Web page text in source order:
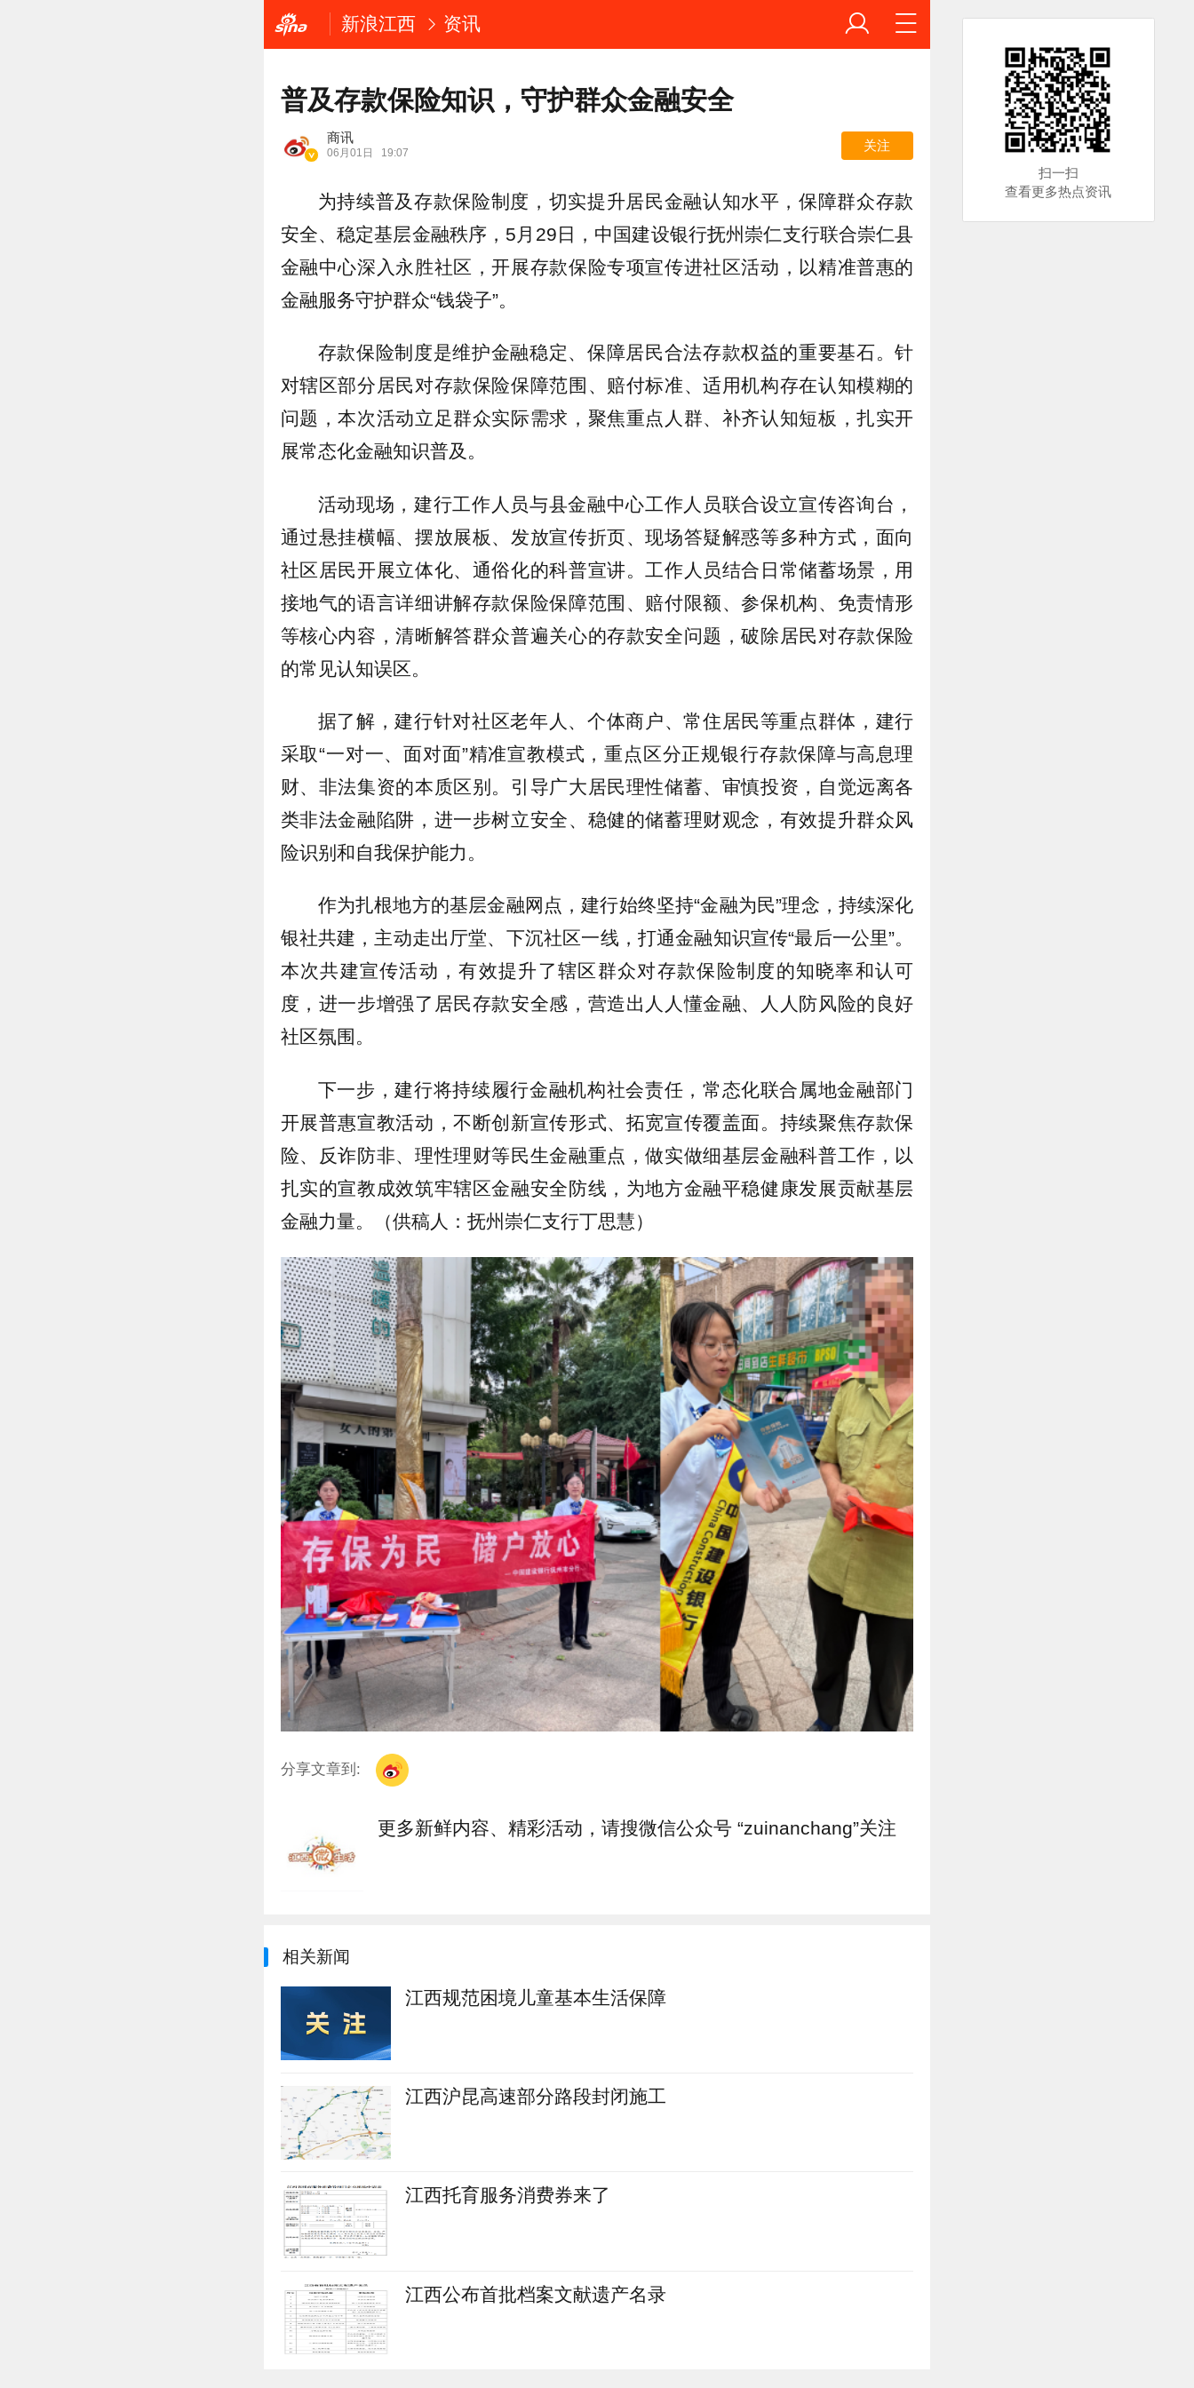
新浪江西 资讯
普及存款保险知识，守护群众金融安全
商讯
06月01日 19:07
关注
为持续普及存款保险制度，切实提升居民金融认知水平，保障群众存款
安全、稳定基层金融秩序，5月29日，中国建设银行抚州崇仁支行联合崇仁县
金融中心深入永胜社区，开展存款保险专项宣传进社区活动，以精准普惠的
金融服务守护群众“钱袋子”。
存款保险制度是维护金融稳定、保障居民合法存款权益的重要基石。针
对辖区部分居民对存款保险保障范围、赔付标准、适用机构存在认知模糊的
问题，本次活动立足群众实际需求，聚焦重点人群、补齐认知短板，扎实开
展常态化金融知识普及。
活动现场，建行工作人员与县金融中心工作人员联合设立宣传咨询台，
通过悬挂横幅、摆放展板、发放宣传折页、现场答疑解惑等多种方式，面向
社区居民开展立体化、通俗化的科普宣讲。工作人员结合日常储蓄场景，用
接地气的语言详细讲解存款保险保障范围、赔付限额、参保机构、免责情形
等核心内容，清晰解答群众普遍关心的存款安全问题，破除居民对存款保险
的常见认知误区。
据了解，建行针对社区老年人、个体商户、常住居民等重点群体，建行
采取“一对一、面对面”精准宣教模式，重点区分正规银行存款保障与高息理
财、非法集资的本质区别。引导广大居民理性储蓄、审慎投资，自觉远离各
类非法金融陷阱，进一步树立安全、稳健的储蓄理财观念，有效提升群众风
险识别和自我保护能力。
作为扎根地方的基层金融网点，建行始终坚持“金融为民”理念，持续深化
银社共建，主动走出厅堂、下沉社区一线，打通金融知识宣传“最后一公里”。
本次共建宣传活动，有效提升了辖区群众对存款保险制度的知晓率和认可
度，进一步增强了居民存款安全感，营造出人人懂金融、人人防风险的良好
社区氛围。
下一步，建行将持续履行金融机构社会责任，常态化联合属地金融部门
开展普惠宣教活动，不断创新宣传形式、拓宽宣传覆盖面。持续聚焦存款保
险、反诈防非、理性理财等民生金融重点，做实做细基层金融科普工作，以
扎实的宣教成效筑牢辖区金融安全防线，为地方金融平稳健康发展贡献基层
金融力量。（供稿人：抚州崇仁支行丁思慧）
分享文章到:
更多新鲜内容、精彩活动，请搜微信公众号 “zuinanchang”关注
相关新闻
江西规范困境儿童基本生活保障
江西沪昆高速部分路段封闭施工
江西托育服务消费券来了
江西公布首批档案文献遗产名录
扫一扫
查看更多热点资讯